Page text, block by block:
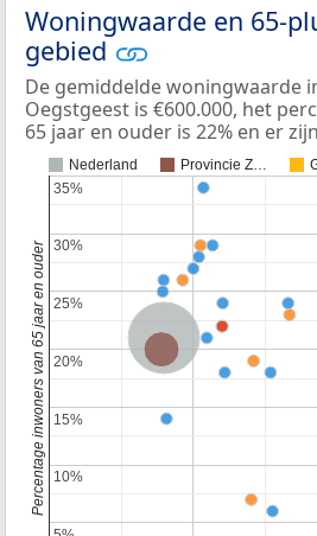
Woningwaarde en 65-
gebied
De gemiddelde woningwaarde
Oegstgeest is €600.000, het
65 jaar en ouder is 22% en er
Nederland Provincie Z…
Nederland
Provincie Zuid-Holland
10%
10%
15%
15%
20%
20%
25%
25%
30%
30%
35%
35%
Percentage inwoners van 65 jaar en ouder